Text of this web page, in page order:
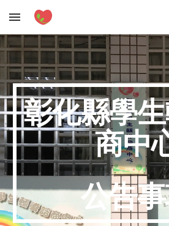
Skip to main content
彰化縣學
商中
公告